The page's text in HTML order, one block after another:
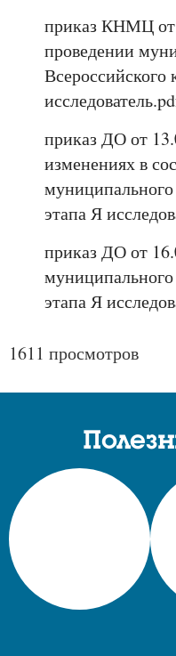
приказ КНМЦ
проведении
Всероссийского
приказ ДО от
изменениях в
муниципального
этапа Я
приказ ДО от
муниципального
этапа Я
1611 просмотров